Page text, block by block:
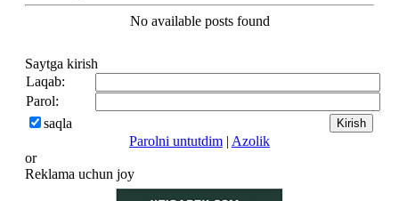
No available posts found
Saytga kirish
Laqab:
Parol:
saqla
Parolni untutdim | Azolik
or
Reklama uchun joy